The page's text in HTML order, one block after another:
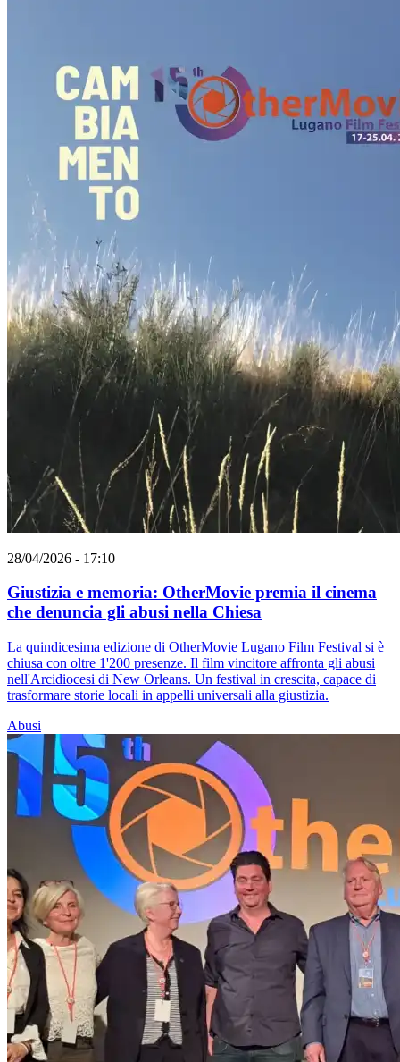
28/04/2026 - 17:10
Giustizia e memoria: OtherMovie premia il cinema
che denuncia gli abusi nella Chiesa
La quindicesima edizione di OtherMovie Lugano Film Festival si è
chiusa con oltre 1'200 presenze. Il film vincitore affronta gli abusi
nell'Arcidiocesi di New Orleans. Un festival in crescita, capace di
trasformare storie locali in appelli universali alla giustizia.
Abusi